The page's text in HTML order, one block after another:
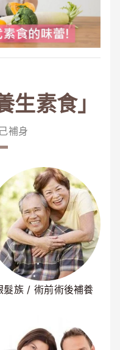
生素食」
補身
髮族 / 術前術後補養